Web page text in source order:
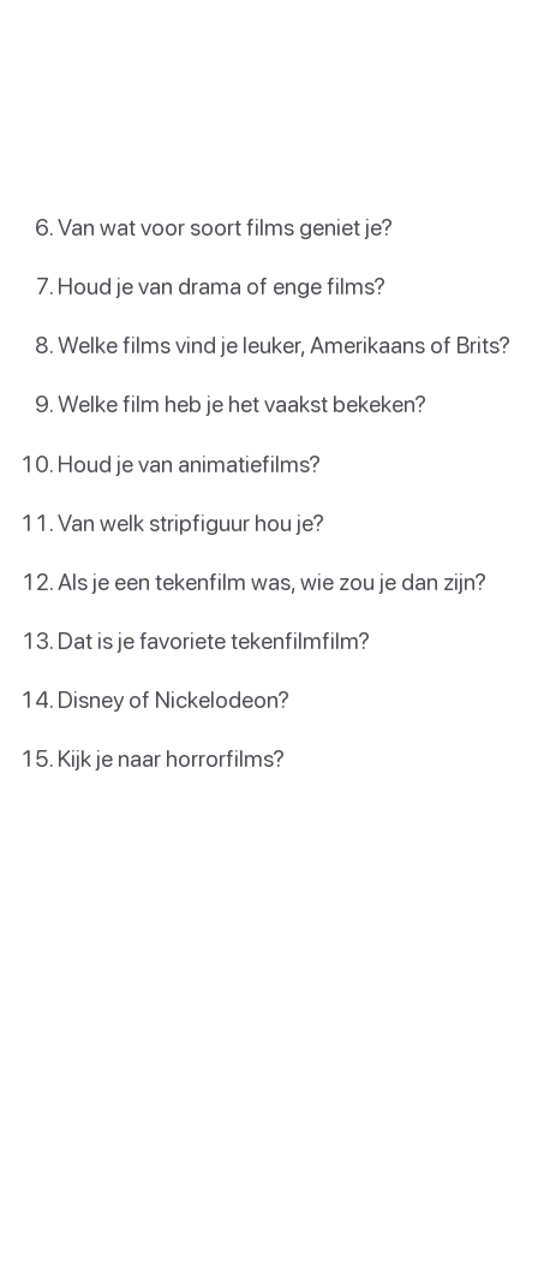
Van wat voor soort films geniet je?
Houd je van drama of enge films?
Welke films vind je leuker, Amerikaans of Brits?
Welke film heb je het vaakst bekeken?
Houd je van animatiefilms?
Van welk stripfiguur hou je?
Als je een tekenfilm was, wie zou je dan zijn?
Dat is je favoriete tekenfilmfilm?
Disney of Nickelodeon?
Kijk je naar horrorfilms?